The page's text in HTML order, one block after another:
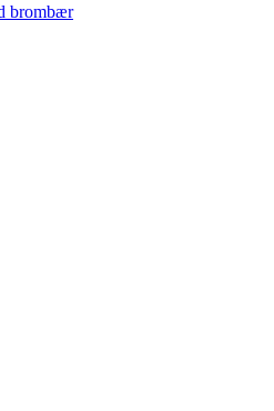
brombær